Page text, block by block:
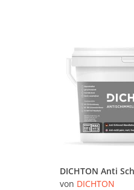
von DICHTON